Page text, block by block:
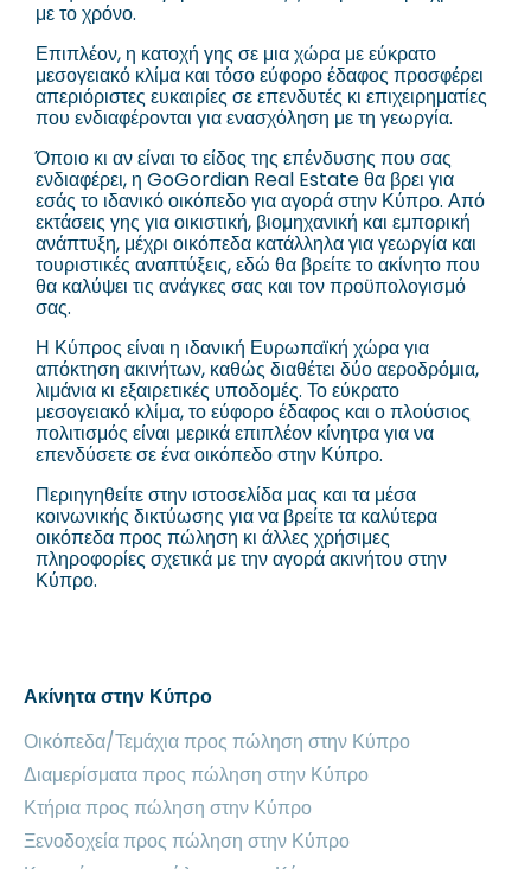
με το χρόνο.
Επιπλέον, η κατοχή γης σε μια χώρα με εύκρατο
μεσογειακό κλίμα και τόσο εύφορο έδαφος προσφέρει
απεριόριστες ευκαιρίες σε επενδυτές κι επιχειρηματίες
που ενδιαφέρονται για ενασχόληση με τη γεωργία.
Όποιο κι αν είναι το είδος της επένδυσης που σας
ενδιαφέρει, η GoGordian Real Estate θα βρει για
εσάς το ιδανικό οικόπεδο για αγορά στην Κύπρο. Από
εκτάσεις γης για οικιστική, βιομηχανική και εμπορική
ανάπτυξη, μέχρι οικόπεδα κατάλληλα για γεωργία και
τουριστικές αναπτύξεις, εδώ θα βρείτε το ακίνητο που
θα καλύψει τις ανάγκες σας και τον προϋπολογισμό
σας.
Η Κύπρος είναι η ιδανική Ευρωπαϊκή χώρα για
απόκτηση ακινήτων, καθώς διαθέτει δύο αεροδρόμια,
λιμάνια κι εξαιρετικές υποδομές. Το εύκρατο
μεσογειακό κλίμα, το εύφορο έδαφος και ο πλούσιος
πολιτισμός είναι μερικά επιπλέον κίνητρα για να
επενδύσετε σε ένα οικόπεδο στην Κύπρο.
Περιηγηθείτε στην ιστοσελίδα μας και τα μέσα
κοινωνικής δικτύωσης για να βρείτε τα καλύτερα
οικόπεδα προς πώληση κι άλλες χρήσιμες
πληροφορίες σχετικά με την αγορά ακινήτου στην
Κύπρο.
Ακίνητα στην Κύπρο
Οικόπεδα/Τεμάχια προς πώληση στην Κύπρο
Διαμερίσματα προς πώληση στην Κύπρο
Κτήρια προς πώληση στην Κύπρο
Ξενοδοχεία προς πώληση στην Κύπρο